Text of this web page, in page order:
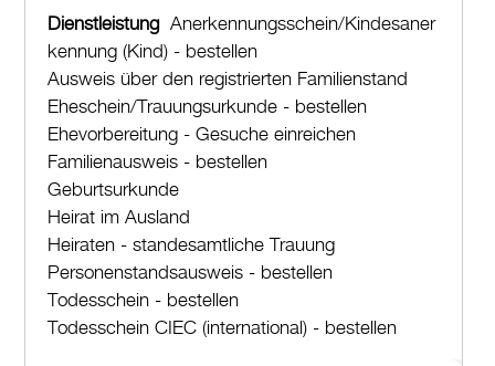
Anerkennungsschein/Kindesaner
kennung (Kind) - bestellen
Ausweis über den registrierten Familienstand
Eheschein/Trauungsurkunde - bestellen
Ehevorbereitung - Gesuche einreichen
Familienausweis - bestellen
Geburtsurkunde
Heirat im Ausland
Heiraten - standesamtliche Trauung
Personenstandsausweis - bestellen
Todesschein - bestellen
Todesschein CIEC (international) - bestellen